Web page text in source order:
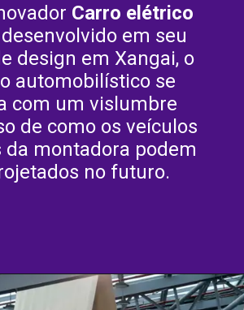
Carro elétrico
desenvolvido em seu
design em Xangai, o
automobilístico se
com um vislumbre
de como os veículos
da montadora podem
no futuro.